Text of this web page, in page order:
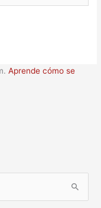
Aprende cómo se